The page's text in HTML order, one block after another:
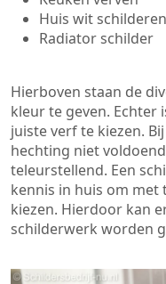
Huis wit schilderen
Radiator schilder
Hierboven staan de
kleur te geven. Echter
juiste verf te kiezen.
hechting niet
teleurstellend. Een
kennis in huis om
kiezen. Hierdoor kan
schilderwerk worden